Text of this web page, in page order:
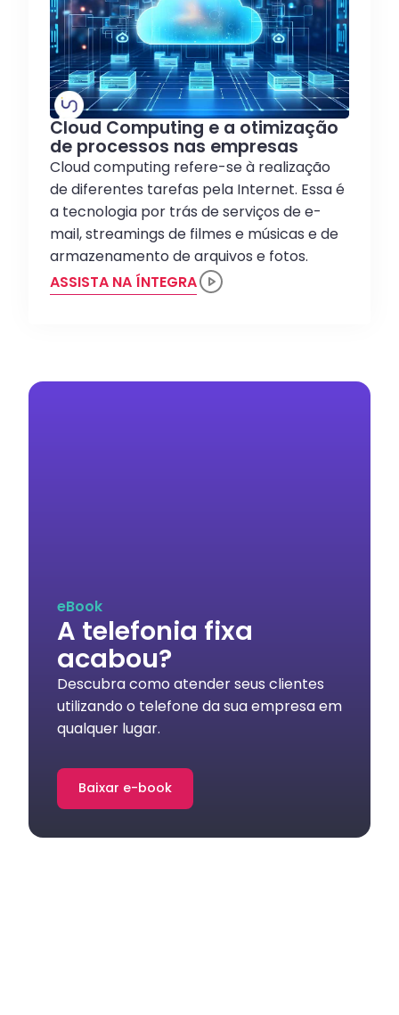
Cloud Computing e a otimização
de processos nas empresas
Cloud computing refere-se à realização
de diferentes tarefas pela Internet. Essa é
a tecnologia por trás de serviços de e-
mail, streamings de filmes e músicas e de
armazenamento de arquivos e fotos.
ASSISTA NA ÍNTEGRA
eBook
A telefonia fixa
acabou?
Descubra como atender seus clientes
utilizando o telefone da sua empresa em
qualquer lugar.
Baixar e-book